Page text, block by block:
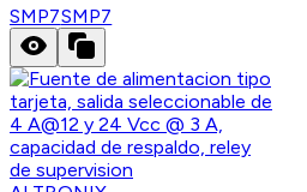
SMP7SMP7